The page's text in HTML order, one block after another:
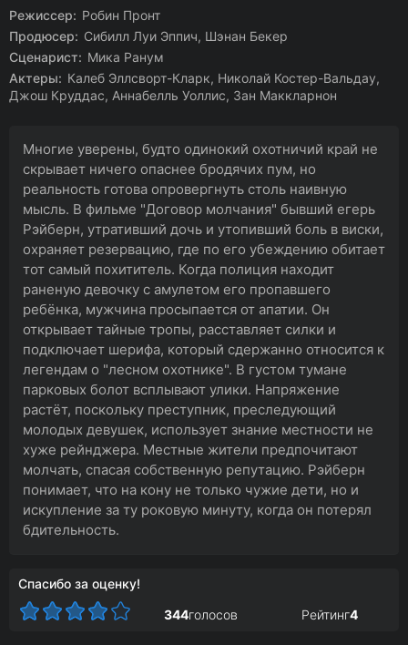
Режиссер: Робин Пронт
Продюсер: Сибилл Луи Эппич, Шэнан Бекер
Сценарист: Мика Ранум
Актеры: Калеб Эллсворт-Кларк, Николай Костер-Вальдау,
Джош Круддас, Аннабелль Уоллис, Зан Маккларнон
Многие уверены, будто одинокий охотничий край не
скрывает ничего опаснее бродячих пум, но
реальность готова опровергнуть столь наивную
мысль. В фильме "Договор молчания" бывший егерь
Рэйберн, утративший дочь и утопивший боль в виски,
охраняет резервацию, где по его убеждению обитает
тот самый похититель. Когда полиция находит
раненую девочку с амулетом его пропавшего
ребёнка, мужчина просыпается от апатии. Он
открывает тайные тропы, расставляет силки и
подключает шерифа, который сдержанно относится к
легендам о "лесном охотнике". В густом тумане
парковых болот всплывают улики. Напряжение
растёт, поскольку преступник, преследующий
молодых девушек, использует знание местности не
хуже рейнджера. Местные жители предпочитают
молчать, спасая собственную репутацию. Рэйберн
понимает, что на кону не только чужие дети, но и
искупление за ту роковую минуту, когда он потерял
бдительность.
Спасибо за оценку!
344голосов Рейтинг4